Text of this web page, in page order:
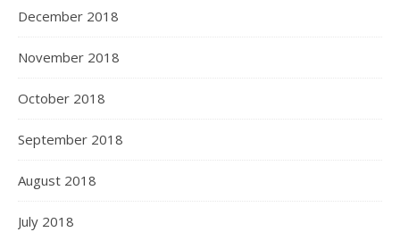
December 2018
November 2018
October 2018
September 2018
August 2018
July 2018